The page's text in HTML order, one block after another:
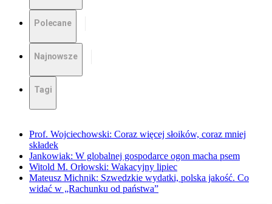
Polecane
Najnowsze
Tagi
Prof. Wojciechowski: Coraz więcej słoików, coraz mniej
składek
Jankowiak: W globalnej gospodarce ogon macha psem
Witold M. Orłowski: Wakacyjny lipiec
Mateusz Michnik: Szwedzkie wydatki, polska jakość. Co
widać w „Rachunku od państwa”